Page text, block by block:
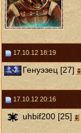
17.10.12 18:19
Генуэзец [27]
17.10.12 20:16
uhbif200 [25]